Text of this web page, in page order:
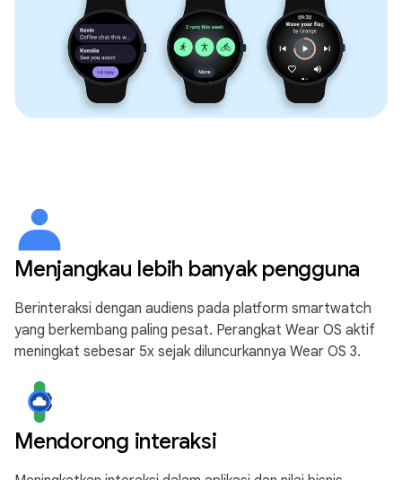
Menjangkau lebih banyak pengguna
Berinteraksi dengan audiens pada platform smartwatch
yang berkembang paling pesat. Perangkat Wear OS aktif
meningkat sebesar 5x sejak diluncurkannya Wear OS 3.
Mendorong interaksi